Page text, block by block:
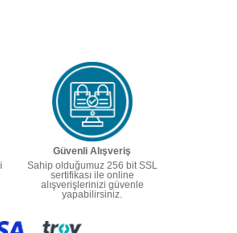
Güvenli Alışveriş
Sahip olduğumuz 256 bit SSL
sertifikası ile online
alışverişlerinizi güvenle
yapabilirsiniz.